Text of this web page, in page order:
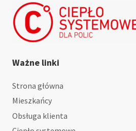
Ważne linki
Strona główna
Mieszkańcy
Obsługa klienta